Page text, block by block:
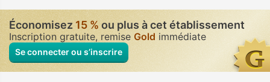
Économisez15 %ou plus à cet établissement
Inscription gratuite, remise Gold immédiate
Se connecter ou s’inscrire